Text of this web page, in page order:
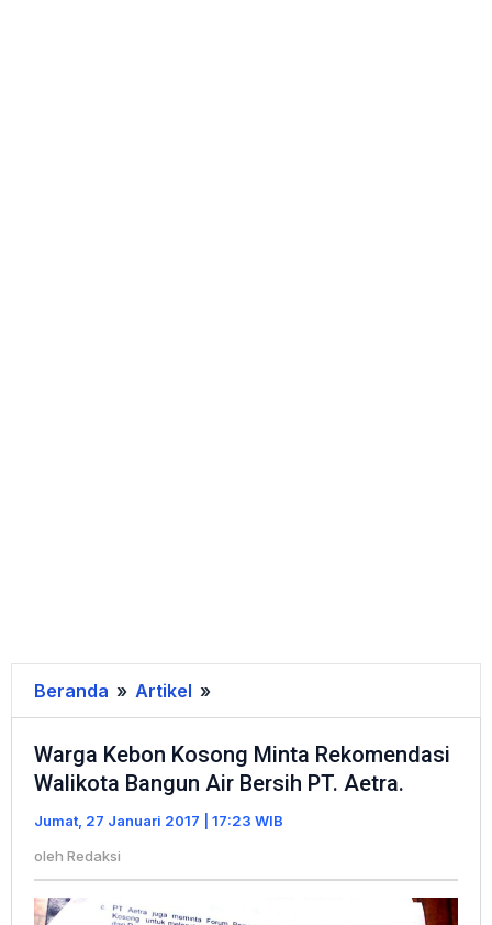
Beranda » Artikel »
Kebon
Kosong
Minta
Rekomendasi
Bangun
Warga Kebon Kosong Minta Rekomendasi
Walikota Bangun Air Bersih PT. Aetra.
Jumat, 27 Januari 2017 | 17:23 WIB
oleh Redaksi